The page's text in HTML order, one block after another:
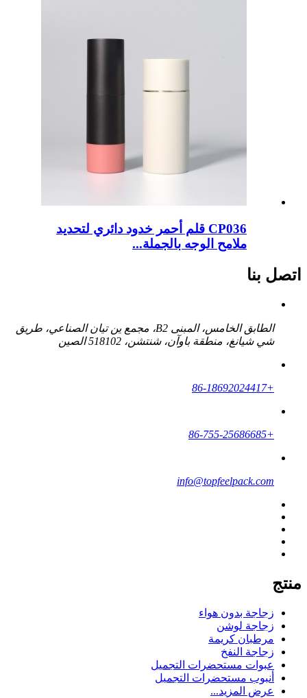
CP036 قلم أحمر خدود دائري لتحديد
ملامح الوجه بالجملة...
اتصل بنا
الطابق الخامس، المبنى B2، مجمع ين تيان الصناعي، طريق
شي شيانغ، منطقة باوآن، شنتشن، 518102 الصين
+86-18692024417
+86-755-25686685
info@topfeelpack.com
منتج
زجاجة بدون هواء
زجاجة لوشن
مرطبان كريمة
زجاجة النفخ
عبوات مستحضرات التجميل
أنبوب مستحضرات التجميل
عرض المزيد...